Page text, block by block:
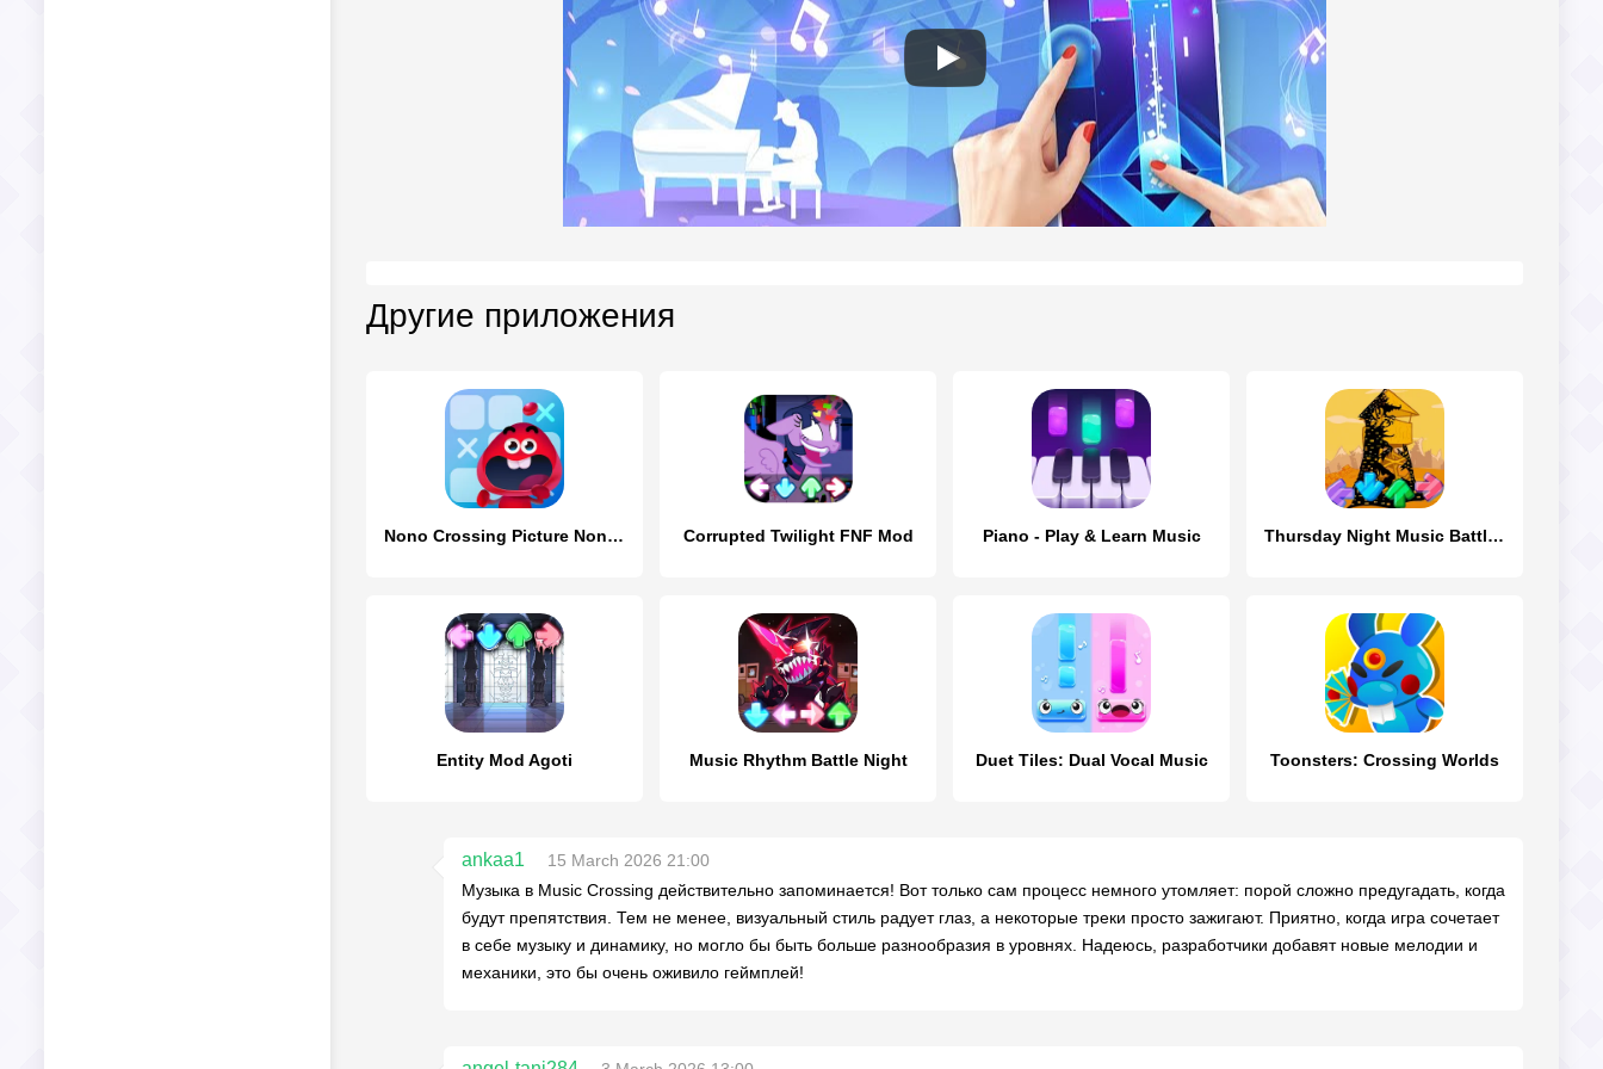
Другие приложения
Nono Crossing Picture Nonogram Corrupted Twilight FNF Mod Piano - Play & Learn Music Thursday Night Music Battles
Entity Mod Agoti Music Rhythm Battle Night Duet Tiles: Dual Vocal Music Toonsters: Crossing Worlds
ankaa1
15 March 2026 21:00
Музыка в Music Crossing действительно запоминается! Вот только сам процесс немного утомляет: порой сложно предугадать, когда
будут препятствия. Тем не менее, визуальный стиль радует глаз, а некоторые треки просто зажигают. Приятно, когда игра сочетает
в себе музыку и динамику, но могло бы быть больше разнообразия в уровнях. Надеюсь, разработчики добавят новые мелодии и
механики, это бы очень оживило геймплей!